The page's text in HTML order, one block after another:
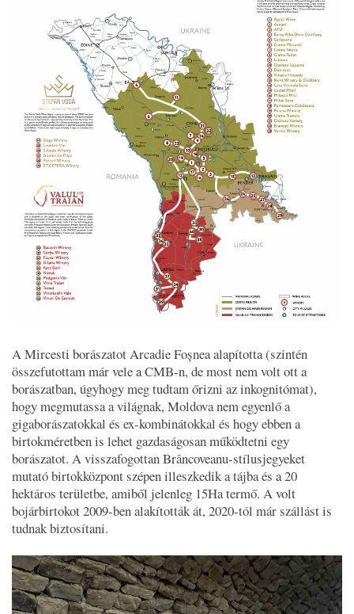
A Mircesti borászatot Arcadie Foșnea alapította (szintén
összefutottam már vele a CMB-n, de most nem volt ott a
borászatban, úgyhogy meg tudtam őrizni az inkognitómat),
hogy megmutassa a világnak, Moldova nem egyenlő a
gigaborászatokkal és ex-kombinátokkal és hogy ebben a
birtokméretben is lehet gazdaságosan működtetni egy
borászatot. A visszafogottan Brâncoveanu-stílusjegyeket
mutató birtokközpont szépen illeszkedik a tájba és a 20
hektáros területbe, amiből jelenleg 15Ha termő. A volt
bojárbirtokot 2009-ben alakították át, 2020-tól már szállást is
tudnak biztosítani.